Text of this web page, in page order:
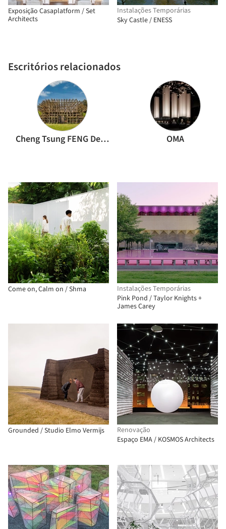
Exposição Casaplatform / Set
Architects
Escritórios relacionados
Cheng Tsung FENG Design Studio OMA
Instalações Temporárias
Sky Castle / ENESS
Come on, Calm on / Shma
Instalações Temporárias
Pink Pond / Taylor Knights +
James Carey
Grounded / Studio Elmo Vermijs
Renovação
Espaço EMA / KOSMOS Architects